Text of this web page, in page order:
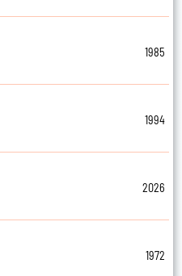
1985
1994
2026
1972